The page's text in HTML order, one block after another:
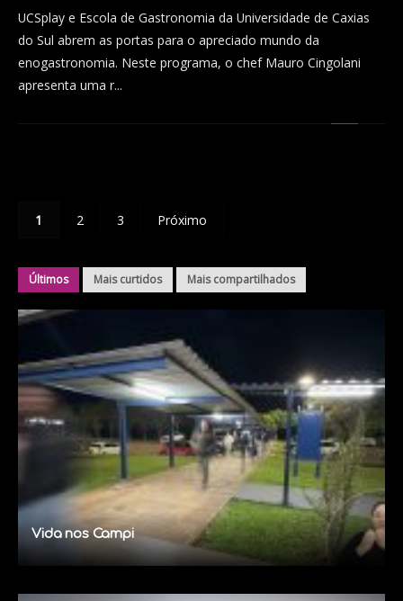
UCSplay e Escola de Gastronomia da Universidade de Caxias
do Sul abrem as portas para o apreciado mundo da
enogastronomia. Neste programa, o chef Mauro Cingolani
apresenta uma r...
1 2 3 Próximo
Últimos Mais curtidos Mais compartilhados
Vida nos Campi